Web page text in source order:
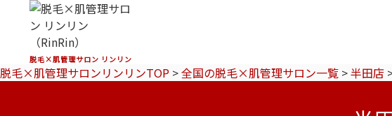
脱毛×肌管理サロン リンリン
脱毛×肌管理サロンリンリンTOP >全国の脱毛×肌管理サロン一覧 >半田店